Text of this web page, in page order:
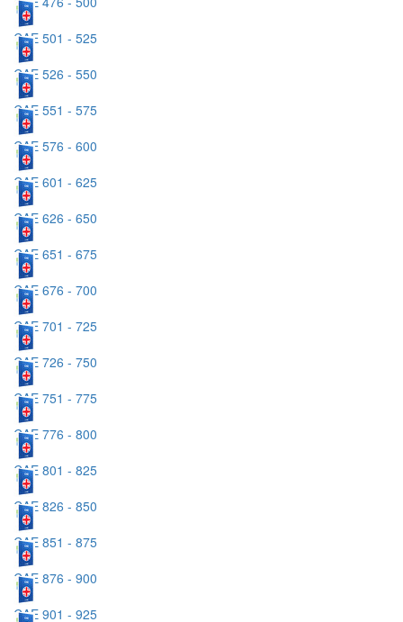
CAE 501 - 525
CAE 526 - 550
CAE 551 - 575
CAE 576 - 600
CAE 601 - 625
CAE 626 - 650
CAE 651 - 675
CAE 676 - 700
CAE 701 - 725
CAE 726 - 750
CAE 751 - 775
CAE 776 - 800
CAE 801 - 825
CAE 826 - 850
CAE 851 - 875
CAE 876 - 900
CAE 901 - 925